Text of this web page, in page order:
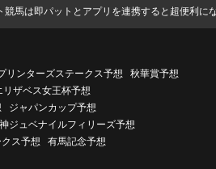
競馬は即パットとアプリを連携すると超便利に
リンターズステークス予想
秋華賞予想
リザベス女王杯予想
ジャパンカップ予想
ジュベナイルフィリーズ予想
ス予想
有馬記念予想